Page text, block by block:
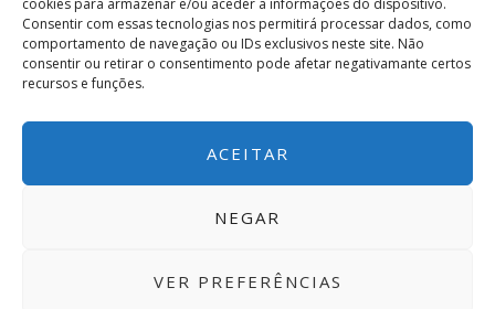
cookies para armazenar e/ou aceder a informações do dispositivo.
Consentir com essas tecnologias nos permitirá processar dados, como
comportamento de navegação ou IDs exclusivos neste site. Não
consentir ou retirar o consentimento pode afetar negativamante certos
recursos e funções.
ACEITAR
NEGAR
VER PREFERÊNCIAS